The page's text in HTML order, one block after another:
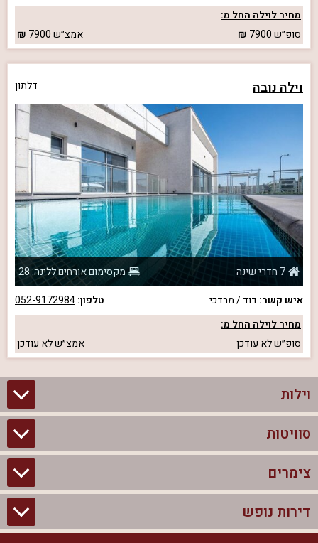
מחיר לוילה החל מ:
סופ״ש7900 אמצ״ש7900
וילה נובה דלתון
7 חדרי שינה
מקסימום אורחים ללינה: 28
איש קשר: דוד / מרדכי טלפון:052-9172984
מחיר לוילה החל מ:
סופ״שלא עודכן אמצ״שלא עודכן
וילות
וילות בצפון
וילות להשכרה
וילות למסיבת רווקים
סוויטות
סוויטות בצפון
צימרים לזוגות עם בריכה פרטית
צימרים
צימרים בצפון
דירות נופש